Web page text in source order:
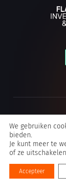
We gebruiken
bieden.
Je kunt meer te
of ze
Accepteer